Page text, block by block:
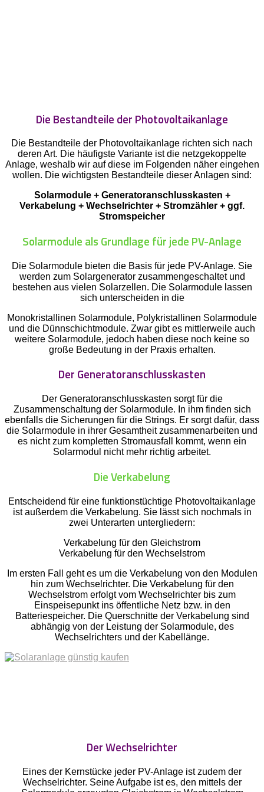
Die Bestandteile der Photovoltaikanlage
Die Bestandteile der Photovoltaikanlage richten sich nach
deren Art. Die häufigste Variante ist die netzgekoppelte
Anlage, weshalb wir auf diese im Folgenden näher eingehen
wollen. Die wichtigsten Bestandteile dieser Anlagen sind:
Solarmodule + Generatoranschlusskasten +
Verkabelung + Wechselrichter + Stromzähler + ggf.
Stromspeicher
Solarmodule als Grundlage für jede PV-Anlage
Die Solarmodule bieten die Basis für jede PV-Anlage. Sie
werden zum Solargenerator zusammengeschaltet und
bestehen aus vielen Solarzellen. Die Solarmodule lassen
sich unterscheiden in die
Monokristallinen Solarmodule, Polykristallinen Solarmodule
und die Dünnschichtmodule. Zwar gibt es mittlerweile auch
weitere Solarmodule, jedoch haben diese noch keine so
große Bedeutung in der Praxis erhalten.
Der Generatoranschlusskasten
Der Generatoranschlusskasten sorgt für die
Zusammenschaltung der Solarmodule. In ihm finden sich
ebenfalls die Sicherungen für die Strings. Er sorgt dafür, dass
die Solarmodule in ihrer Gesamtheit zusammenarbeiten und
es nicht zum kompletten Stromausfall kommt, wenn ein
Solarmodul nicht mehr richtig arbeitet.
Die Verkabelung
Entscheidend für eine funktionstüchtige Photovoltaikanlage
ist außerdem die Verkabelung. Sie lässt sich nochmals in
zwei Unterarten untergliedern:
Verkabelung für den Gleichstrom
Verkabelung für den Wechselstrom
Im ersten Fall geht es um die Verkabelung von den Modulen
hin zum Wechselrichter. Die Verkabelung für den
Wechselstrom erfolgt vom Wechselrichter bis zum
Einspeisepunkt ins öffentliche Netz bzw. in den
Batteriespeicher. Die Querschnitte der Verkabelung sind
abhängig von der Leistung der Solarmodule, des
Wechselrichters und der Kabellänge.
Der Wechselrichter
Eines der Kernstücke jeder PV-Anlage ist zudem der
Wechselrichter. Seine Aufgabe ist es, den mittels der